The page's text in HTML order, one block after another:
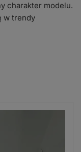
charakter modelu.
w trendy